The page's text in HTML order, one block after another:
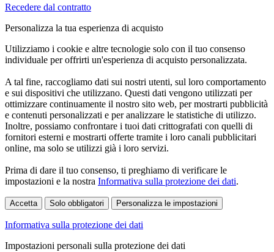
Recedere dal contratto
Personalizza la tua esperienza di acquisto
Utilizziamo i cookie e altre tecnologie solo con il tuo consenso
individuale per offrirti un'esperienza di acquisto personalizzata.
A tal fine, raccogliamo dati sui nostri utenti, sul loro comportamento
e sui dispositivi che utilizzano. Questi dati vengono utilizzati per
ottimizzare continuamente il nostro sito web, per mostrarti pubblicità
e contenuti personalizzati e per analizzare le statistiche di utilizzo.
Inoltre, possiamo confrontare i tuoi dati crittografati con quelli di
fornitori esterni e mostrarti offerte tramite i loro canali pubblicitari
online, ma solo se utilizzi già i loro servizi.
Prima di dare il tuo consenso, ti preghiamo di verificare le
impostazioni e la nostra Informativa sulla protezione dei dati.
Accetta Solo obbligatori Personalizza le impostazioni
Informativa sulla protezione dei dati
Impostazioni personali sulla protezione dei dati